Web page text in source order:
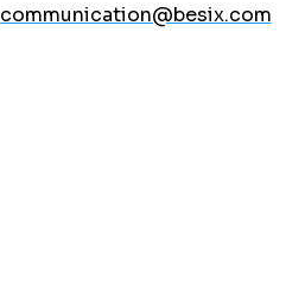
communication@besix.com